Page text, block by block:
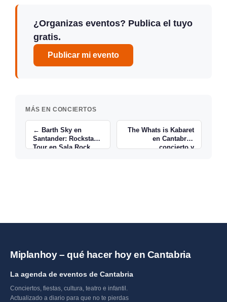
¿Organizas eventos? Publica el tuyo
gratis.
Publicar mi evento
MÁS EN CONCIERTOS
← Barth Sky en
Santander: Rockstars
Tour en Sala Rock
The Whats is Kabaret
en Cantabria:
concierto y
Miplanhoy – qué hacer hoy en Cantabria
La agenda de eventos de Cantabria
Conciertos, fiestas, cultura, teatro e infantil.
Actualizado a diario para que no te pierdas